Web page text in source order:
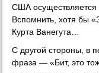
США осуществляется
Вспомнить, хотя бы
Курта Ванегута…
С другой стороны, в
фраза — «Бит, это